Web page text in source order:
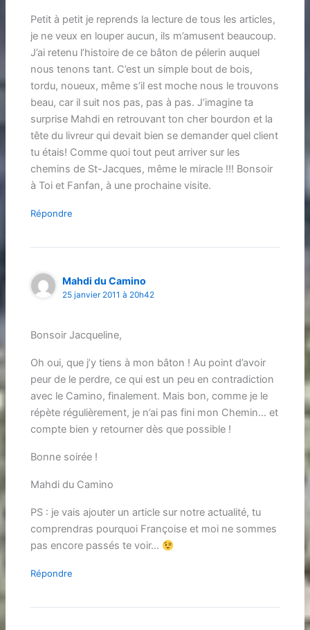
Petit à petit je reprends la lecture de tous les articles,
je ne veux en louper aucun, ils m’amusent beaucoup.
J’ai retenu l’histoire de ce bâton de pélerin auquel
nous tenons tant. C’est un simple bout de bois,
tordu, noueux, même s’il est moche nous le trouvons
beau, car il suit nos pas, pas à pas. J’imagine ta
surprise Mahdi en retrouvant ton cher bourdon et la
tête du livreur qui devait bien se demander quel client
tu étais! Comme quoi tout peut arriver sur les
chemins de St-Jacques, même le miracle !!! Bonsoir
à Toi et Fanfan, à une prochaine visite.
Répondre
Mahdi du Camino
25 janvier 2011 à 20h42
Bonsoir Jacqueline,
Oh oui, que j’y tiens à mon bâton ! Au point d’avoir
peur de le perdre, ce qui est un peu en contradiction
avec le Camino, finalement. Mais bon, comme je le
répète régulièrement, je n’ai pas fini mon Chemin… et
compte bien y retourner dès que possible !
Bonne soirée !
Mahdi du Camino
PS : je vais ajouter un article sur notre actualité, tu
comprendras pourquoi Françoise et moi ne sommes
pas encore passés te voir…
Répondre